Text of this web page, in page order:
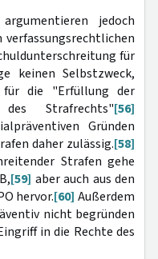
jedoch
für
keinen Selbstzweck,
für die "Erfüllung der
des Strafrechts"[56]
Gründen
daher zulässig.[58]
Strafen gehe
[59] aber auch aus den
hervor.[60] Außerdem
nicht begründen
in die Rechte des